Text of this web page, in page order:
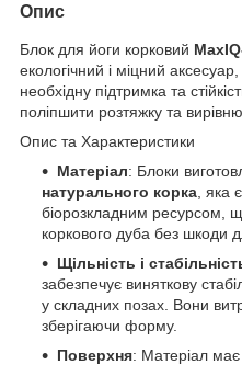
Опис
Блок для йоги корковий
екологічний і міцний
необхідну підтримка та
поліпшити розтяжку та
Опис та Характеристики
Матеріал: Блоки
натурального корка , яка
біорозкладним ресурсом,
коркового дуба без шкоди
Щільність і
забезпечує виняткову
у складних позах. Вони
зберігаючи форму.
Поверхня: Матеріал має